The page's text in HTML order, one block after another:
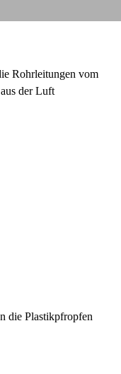
Rohrleitungen vom
der Luft
die Plastikpfropfen